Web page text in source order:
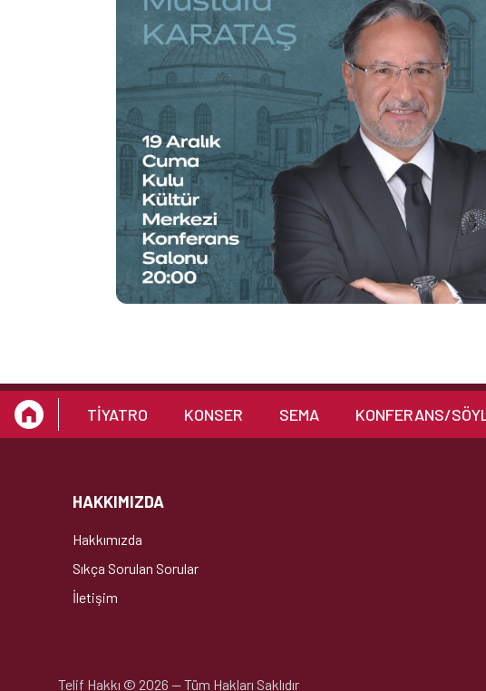
TİYATRO KONSER SEMA KONFERANS/
HAKKIMIZDA
Hakkımızda
Sıkça Sorulan Sorular
İletişim
Telif Hakkı © 2026 —Tüm Hakları Saklıdır